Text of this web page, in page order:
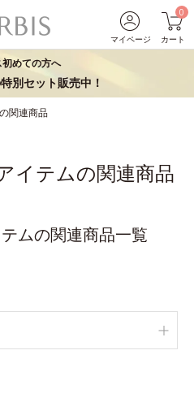
マイページ
0
カート
めての方へ
別セット販売中！
の関連商品
イテムの関連商品
ムの関連商品一覧